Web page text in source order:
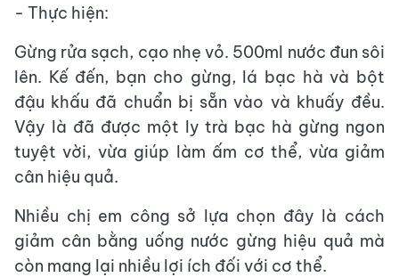
- Thực hiện:
Gừng rửa sạch, cạo nhẹ vỏ. 500ml nước đun sôi
lên. Kế đến, bạn cho gừng, lá bạc hà và bột
đậu khấu đã chuẩn bị sẵn vào và khuấy đều.
Vậy là đã được một ly trà bạc hà gừng ngon
tuyệt vời, vừa giúp làm ấm cơ thể, vừa giảm
cân hiệu quả.
Nhiều chị em công sở lựa chọn đây là cách
giảm cân bằng uống nước gừng hiệu quả mà
còn mang lại nhiều lợi ích đối với cơ thể.